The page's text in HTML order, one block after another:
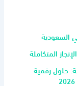
السعودية
المتكاملة
حلول رقمية